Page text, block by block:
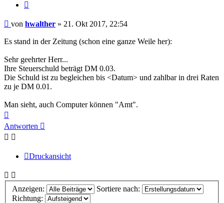
Beitrag
von hwalther » 21. Okt 2017, 22:54
Es stand in der Zeitung (schon eine ganze Weile her):
Sehr geehrter Herr...
Ihre Steuerschuld beträgt DM 0.03.
Die Schuld ist zu begleichen bis <Datum> und zahlbar in drei Raten
zu je DM 0.01.
Man sieht, auch Computer können "Amt".
oben
Antworten
Druckansicht
Anzeigen:
Sortiere nach:
Richtung: